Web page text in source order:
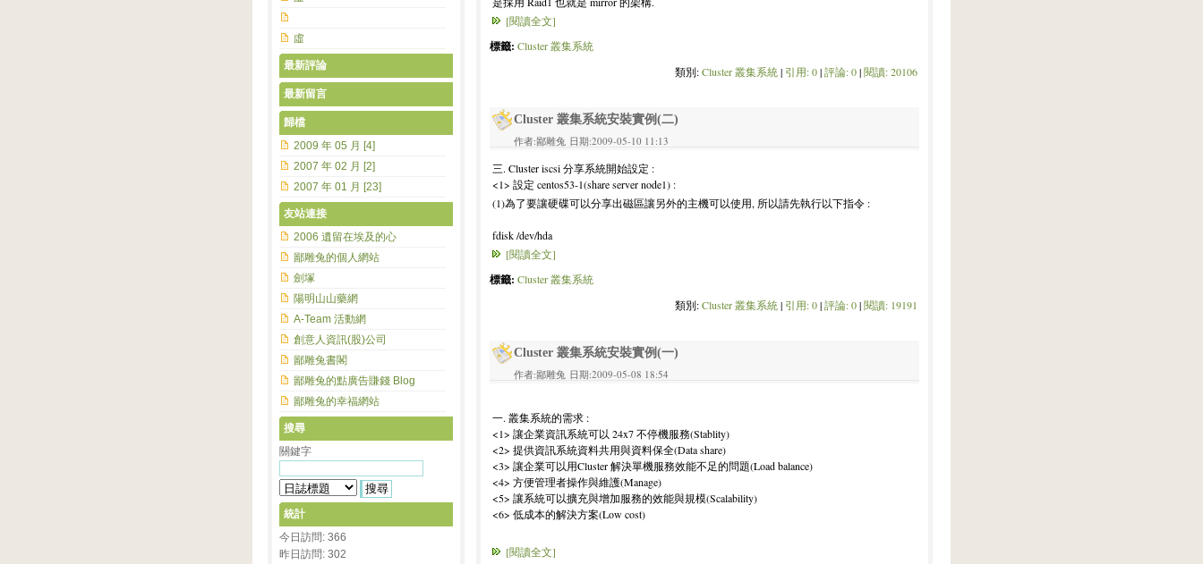
[閱讀全文]
標籤: Cluster 叢集系統
類別:Cluster 叢集系統 | 引用: 0|評論: 0|閱讀: 20106
Cluster 叢集系統安裝實例(二)
作者:鄙雕兔 日期:2009-05-10 11:13
三. Cluster iscsi 分享系統開始設定 :
<1> 設定 centos53-1(share server node1) :
(1)為了要讓硬碟可以分享出磁區讓另外的主機可以使用, 所以請先執行以下指令 :
fdisk /dev/hda
[閱讀全文]
標籤: Cluster 叢集系統
類別:Cluster 叢集系統 | 引用: 0|評論: 0|閱讀: 19191
Cluster 叢集系統安裝實例(一)
作者:鄙雕兔 日期:2009-05-08 18:54
一. 叢集系統的需求 :
<1> 讓企業資訊系統可以 24x7 不停機服務(Stablity)
<2> 提供資訊系統資料共用與資料保全(Data share)
<3> 讓企業可以用Cluster 解決單機服務效能不足的問題(Load balance)
<4> 方便管理者操作與維護(Manage)
<5> 讓系統可以擴充與增加服務的效能與規模(Scalability)
<6> 低成本的解決方案(Low cost)
[閱讀全文]
虛
最新評論
最新留言
歸檔
2009 年 05 月 [4]
2007 年 02 月 [2]
2007 年 01 月 [23]
友站連接
2006 遺留在埃及的心
鄙雕兔的個人網站
劍塚
陽明山山藥網
A-Team 活動網
創意人資訊(股)公司
鄙雕兔書閣
鄙雕兔的點廣告賺錢 Blog
鄙雕兔的幸福網站
搜尋
關鍵字
統計
今日訪問: 366
昨日訪問: 302